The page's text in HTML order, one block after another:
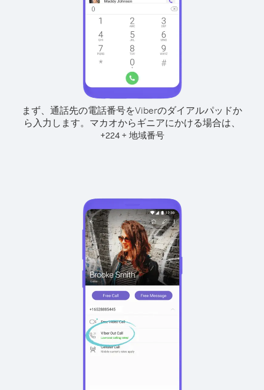
まず、通話先の電話番号をViberのダイアルパッドか
ら入力します。 マカオからギニアにかける場合は、
+224+ 地域番号